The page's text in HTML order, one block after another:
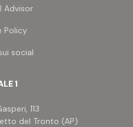
Advisor
Policy
social
1
113
del Tronto (AP)